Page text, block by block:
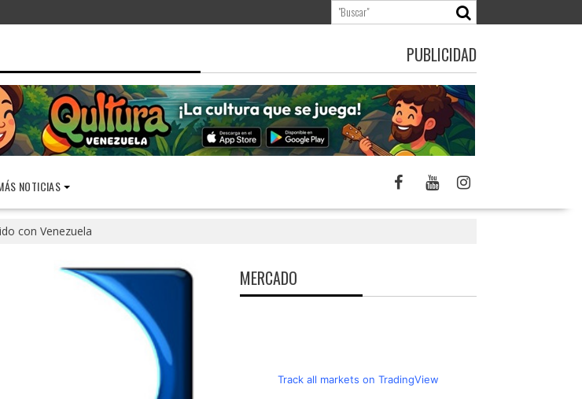
PUBLICIDAD
NOTICIAS
con Venezuela
MERCADO
Track all markets on TradingView